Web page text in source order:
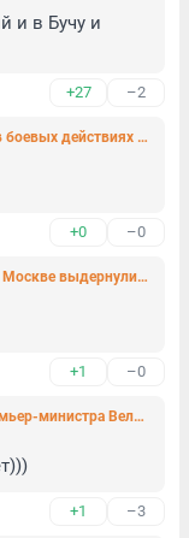
и в Бучу и
+27 –2
Глава СПЧ заявил, что участие осуждённых в боевых действиях соответствует духу Конституции РФ
+0 –0
«Как скот, забрали и увезли». Петербуржца в Москве выдернули с коллегами с вахты и отправили в военкомат
+1 –0
Парламентарии-консерваторы призвали премьер-министра Великобритании Трасс уйти в отставку
+1 –3